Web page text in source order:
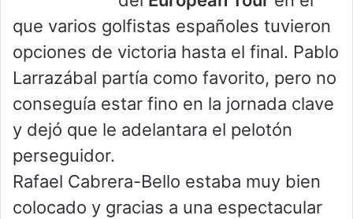
que varios golfistas españoles tuvieron
opciones de victoria hasta el final. Pablo
Larrazábal partía como favorito, pero no
conseguía estar fino en la jornada clave
y dejó que le adelantara el pelotón
perseguidor.
Rafael Cabrera-Bello estaba muy bien
colocado y gracias a una espectacular